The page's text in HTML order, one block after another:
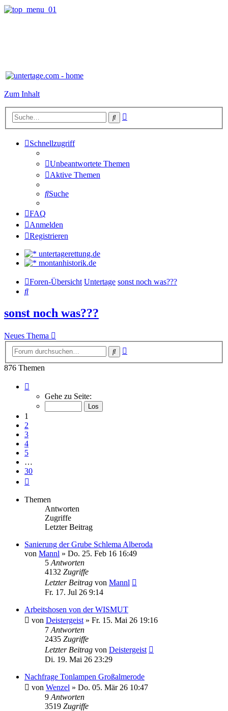
Zum Inhalt
Suche
Schnellzugriff
Unbeantwortete Themen
Aktive Themen
Suche
FAQ
Anmelden
Registrieren
untertagerettung.de
montanhistorik.de
Foren-Übersicht Untertage sonst noch was???
Suche
sonst noch was???
Neues Thema
Suche
876 Themen
von
Gehe zu Seite:
1
2
3
4
5
…
30
Themen
Antworten
Zugriffe
Letzter Beitrag
Sanierung der Grube Schlema Alberoda
von Mannl » Do. 25. Feb 16 16:49
5 Antworten
4132 Zugriffe
Letzter Beitrag von Mannl
Fr. 17. Jul 26 9:14
Arbeitshosen von der WISMUT
von Deistergeist » Fr. 15. Mai 26 19:16
7 Antworten
2435 Zugriffe
Letzter Beitrag von Deistergeist
Di. 19. Mai 26 23:29
Nachfrage Tonlampen Großalmerode
von Wenzel » Do. 05. Mär 26 10:47
9 Antworten
3519 Zugriffe